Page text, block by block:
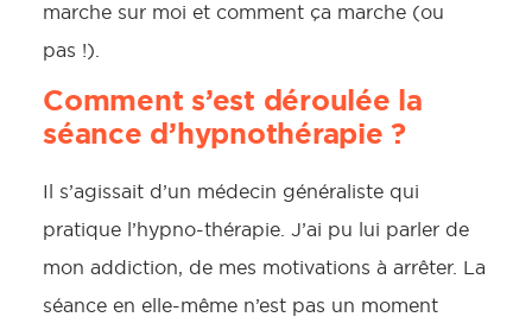
marche sur moi et comment ça marche (ou
pas !).
Comment s’est déroulée la
séance d’hypnothérapie ?
Il s’agissait d’un médecin généraliste qui
pratique l’hypno-thérapie. J’ai pu lui parler de
mon addiction, de mes motivations à arrêter. La
séance en elle-même n’est pas un moment